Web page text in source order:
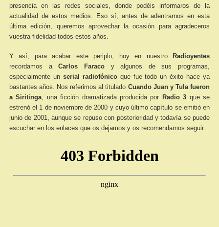
presencia en las redes sociales, donde podéis informaros de la
actualidad de estos medios. Eso sí, antes de adentrarnos en esta
última edición, queremos aprovechar la ocasión para agradeceros
vuestra fidelidad todos estos años.
Y así, para acabar este periplo, hoyen nuestro
Radioyentes
recordamos aCarlos Faracoy algunos de sus programas,
especialmente un serial radiofónicoque fue todo un éxito hace ya
bastantes años. Nos referimos al titulado Cuando Juan y Tula fueron
a Siritinga, una ficción dramatizada producida por Radio 3 que se
estrenó el 1 de noviembre de 2000 y cuyo último capítulo se emitió en
junio de 2001, aunque se repuso con posterioridad y todavía se puede
escuchar en los enlaces que os dejamos y os recomendamos seguir.